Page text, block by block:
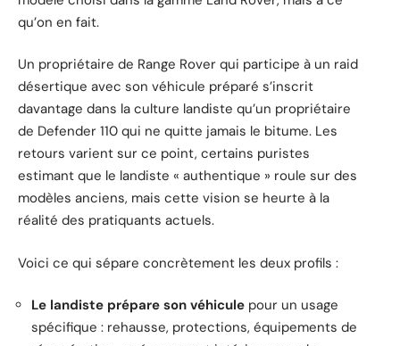
qu’on en fait.
Un propriétaire de Range Rover qui participe à un raid
désertique avec son véhicule préparé s’inscrit
davantage dans la culture landiste qu’un propriétaire
de Defender 110 qui ne quitte jamais le bitume. Les
retours varient sur ce point, certains puristes
estimant que le landiste « authentique » roule sur des
modèles anciens, mais cette vision se heurte à la
réalité des pratiquants actuels.
Voici ce qui sépare concrètement les deux profils :
Le landiste prépare son véhicule pour un usage
spécifique : rehausse, protections, équipements de